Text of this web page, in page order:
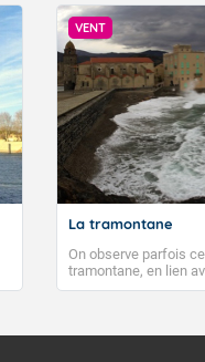
VENT
La tramontane
On observe parfois
tramontane, en lien
de forêt. Mais qu'est-
à nord-ouest, dans